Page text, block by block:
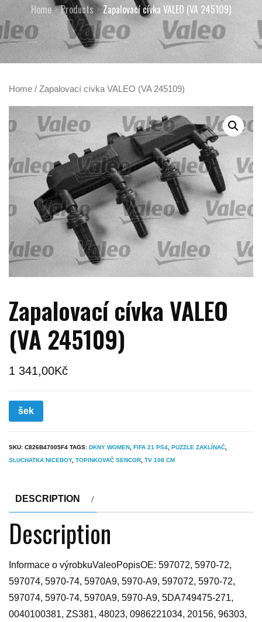
Home Products Zapalovací cívka VALEO (VA 245109)
Home / Zapalovací cívka VALEO (VA 245109)
Zapalovací cívka VALEO
(VA 245109)
1 341,00Kč
šek
SKU: C826B47005F4 TAGS: DKNY WOMEN FIFA 21 PS4 PUZZLE ZAKLÍNAČ
SLUCHATKA NICEBOY, TOPINKOVAČ SENCOR TV 108 CM
DESCRIPTION
Description
Informace o výrobkuValeoPopisOE: 597072, 5970-72,
597074, 5970-74, 5970A9, 5970-A9, 597072, 5970-72,
597074, 5970-74, 5970A9, 5970-A9, 5DA749475-271,
0040100381, ZS381, 48023, 0986221034, 20156, 96303,